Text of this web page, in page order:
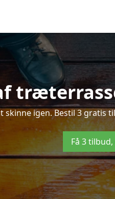
skinne igen. Bestil 3 gratis
Få 3